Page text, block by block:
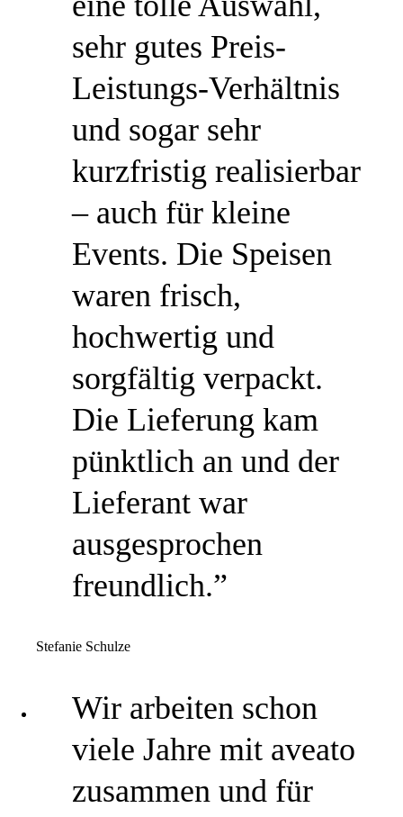
sehr gutes Preis-
Leistungs-Verhältnis
und sogar sehr
kurzfristig realisierbar
– auch für kleine
Events. Die Speisen
waren frisch,
hochwertig und
sorgfältig verpackt.
Die Lieferung kam
pünktlich an und der
Lieferant war
ausgesprochen
freundlich.”
Stefanie Schulze
Wir arbeiten schon
viele Jahre mit aveato
zusammen und für